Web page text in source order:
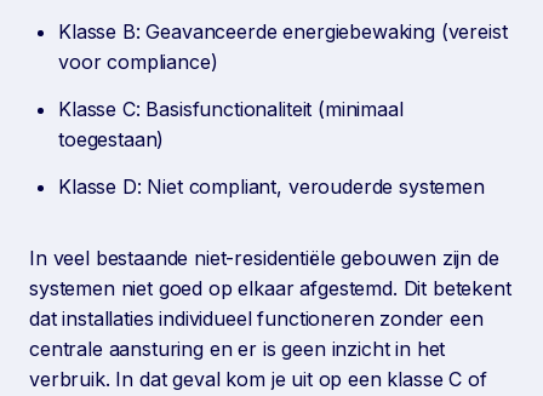
Klasse B: Geavanceerde energiebewaking (vereist
voor compliance)
Klasse C: Basisfunctionaliteit (minimaal
toegestaan)
Klasse D: Niet compliant, verouderde systemen
In veel bestaande niet-residentiële gebouwen zijn de
systemen niet goed op elkaar afgestemd. Dit betekent
dat installaties individueel functioneren zonder een
centrale aansturing en er is geen inzicht in het
verbruik. In dat geval kom je uit op een klasse C of